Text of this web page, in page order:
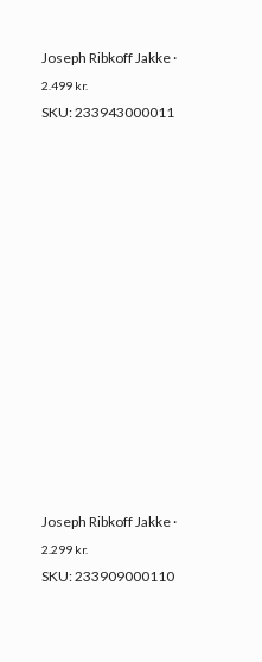
Joseph Ribkoff Jakke ·
2.499 kr.
SKU: 233943000011
Joseph Ribkoff Jakke ·
2.299 kr.
SKU: 233909000110